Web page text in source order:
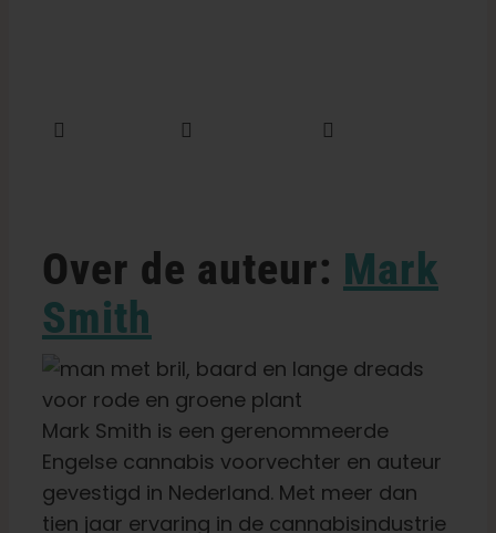
Over de auteur: Mark
Smith
Mark Smith is een gerenommeerde
Engelse cannabis voorvechter en auteur
gevestigd in Nederland. Met meer dan
tien jaar ervaring in de cannabisindustrie